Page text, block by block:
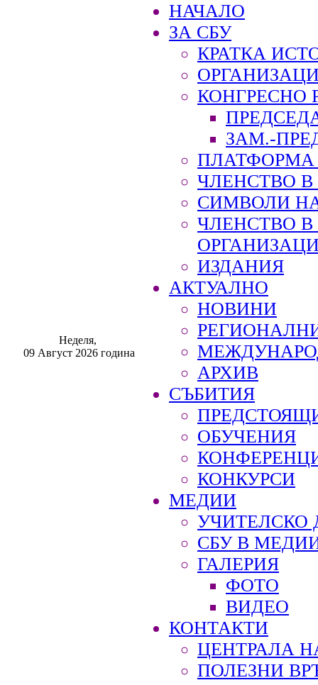
Неделя,
09 Август 2026 година
НАЧАЛО
ЗА СБУ
КРАТКА
КОНГРЕСНО
ЗАМ.-
ПЛАТФОРМА
ЧЛЕНСТВО В
СИМВОЛИ
ЧЛЕНСТВО
ИЗДАНИЯ
АКТУАЛНО
НОВИНИ
АРХИВ
СЪБИТИЯ
ОБУЧЕНИЯ
КОНКУРСИ
МЕДИИ
УЧИТЕЛСКО
СБУ В
ГАЛЕРИЯ
ФОТО
ВИДЕО
КОНТАКТИ
ЦЕНТРАЛА
ПОЛЕЗНИ